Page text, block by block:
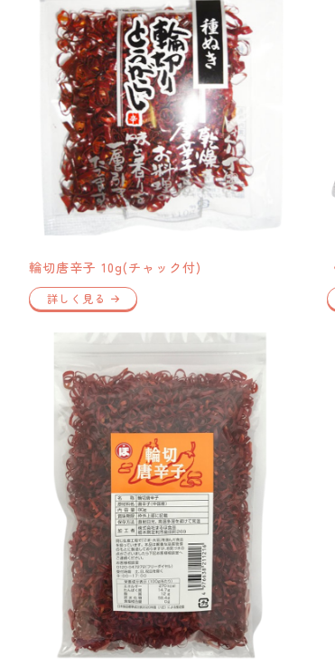
輪切唐辛子 10g(チャック付)
詳しく見る